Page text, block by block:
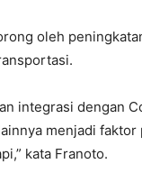
oleh
integrasi dengan
menjadi
kata Franoto.